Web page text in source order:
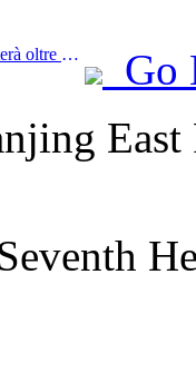
Prev:L'aeroporto di Daxing trasporterà oltre 1,3 milioni di passeggeri durante la festa nazionale del 2025
Go